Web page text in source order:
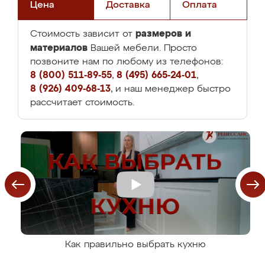
Цена Доставка Оплата
Стоимость зависит от размеров и
материалов Вашей мебели. Просто
позвоните нам по любому из телефонов:
8 (800) 511-89-55, 8 (495) 665-24-01,
8 (926) 409-68-13, и наш менеджер быстро
рассчитает стоимость.
Как правильно выбрать кухню